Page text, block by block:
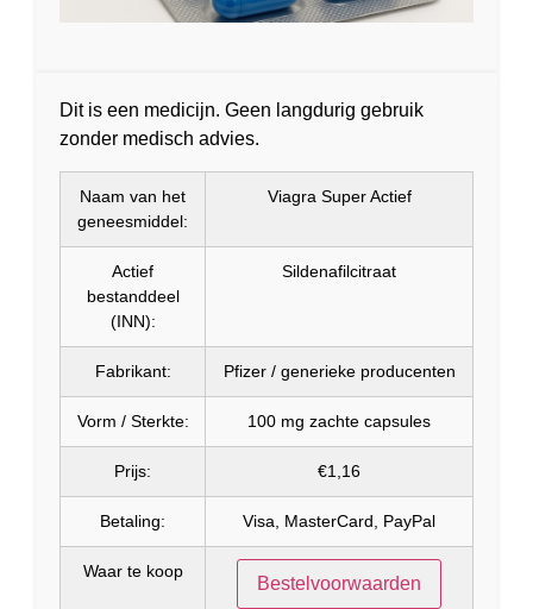
Dit is een medicijn. Geen langdurig gebruik
zonder medisch advies.
Naam van het
geneesmiddel:
Viagra Super Actief
Actief
bestanddeel
(INN):
Sildenafilcitraat
Fabrikant: Pfizer / generieke producenten
Vorm / Sterkte: 100 mg zachte capsules
Prijs: €1,16
Betaling: Visa, MasterCard, PayPal
Waar te koop
Bestelvoorwaarden